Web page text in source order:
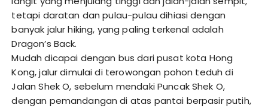
tetapi daratan dan pulau-pulau dihiasi dengan
banyak jalur hiking, yang paling terkenal adalah
Dragon’s Back.
Mudah dicapai dengan bus dari pusat kota Hong
Kong, jalur dimulai di terowongan pohon teduh di
Jalan Shek O, sebelum mendaki Puncak Shek O,
dengan pemandangan di atas pantai berpasir putih,